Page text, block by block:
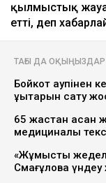
қылмыстық
етті, деп
ТАҒЫ ДА ОҚЫҢЫЗДАР
Бойкот
құқықтарын сату
65 жастан асқан
медициналық
«Жұмысты
Смағұловқа